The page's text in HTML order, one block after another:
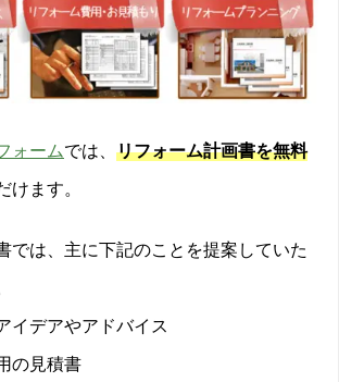
ォームでは、 リフォーム計画書を無料
けます。
では、主に下記のことを提案していた
イデアやアドバイス
の見積書